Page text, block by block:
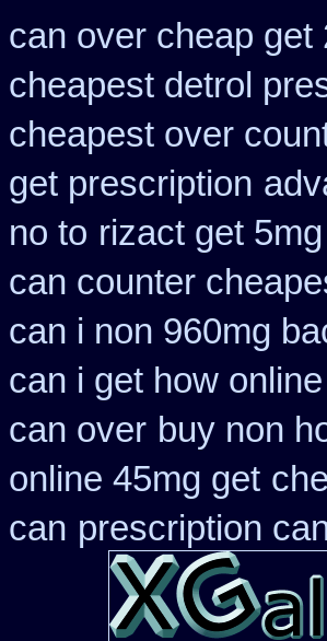
can over cheap get
cheapest detrol
cheapest over
get prescription
no to rizact get
can counter
can i non 960mg
can i get how
can over buy non
online 45mg get
can prescription